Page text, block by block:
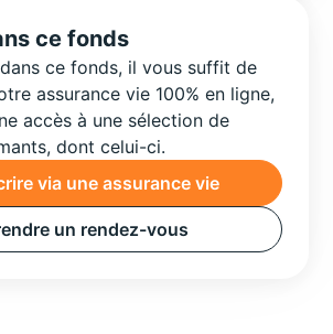
ce fonds
ce fonds, il vous suffit de
assurance vie 100% en ligne,
accès à une sélection de
dont celui-ci.
via une assurance vie
un rendez-vous